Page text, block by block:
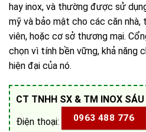
hay inox, và thường được sử
mỹ và bảo mật cho các căn nhà,
viên, hoặc cơ sở thương mại.
chọn vì tính bền vững, khả năng
hiện đại của nó.
CT TNHH SX & TM INOX
Điện thoại: 0963 488 776